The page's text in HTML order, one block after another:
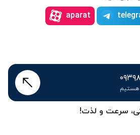
سرعت و لذت!
aparat
هستیم